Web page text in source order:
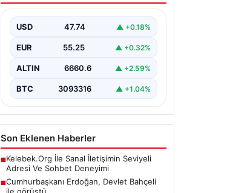
USD 47.74 ▲ +0.18%
EUR 55.25 ▲ +0.32%
ALTIN 6660.6 ▲ +2.59%
BTC 3093316 ▲ +1.04%
Son Eklenen Haberler
■Kelebek.Org İle Sanal İletişimin Seviyeli
Adresi Ve Sohbet Deneyimi
■Cumhurbaşkanı Erdoğan, Devlet Bahçeli